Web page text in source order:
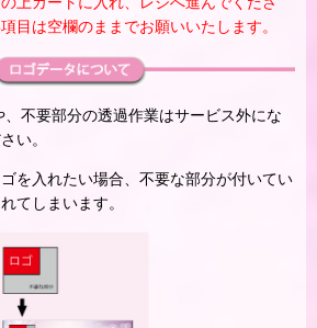
目は空欄のままでお願いいたします。
不要部分の透過作業はサービス外にな
い。
を入れたい場合、不要な部分が付いてい
てしまいます。